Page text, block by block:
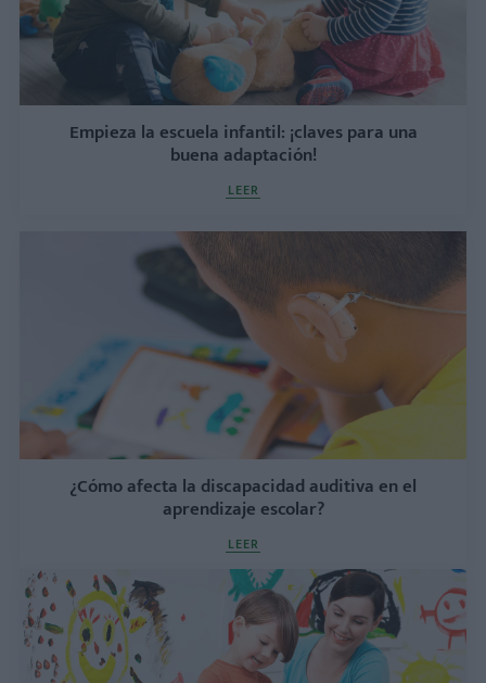
Empieza la escuela infantil: ¡claves para una
buena adaptación!
LEER
¿Cómo afecta la discapacidad auditiva en el
aprendizaje escolar?
LEER